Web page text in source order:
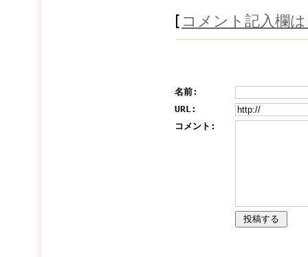
[ コメント記入欄
名前:
URL:
コメント: